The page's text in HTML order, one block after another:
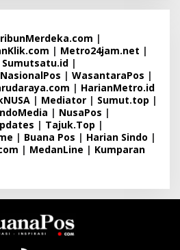
|
| Metro24jam.net |
Sumutsatu.id |
NasionalPos | WasantaraPos |
| HarianMetro.id
| Mediator | Sumut.top |
| NusaPos |
| Tajuk.Top |
| Buana Pos | Harian Sindo |
| MedanLine | Kumparan